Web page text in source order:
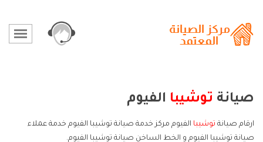
صيانة توشيبا الفيوم
ارقام صيانة توشيبا الفيوم مركز خدمة صيانة توشيبا الفيوم خدمة عملاء
صيانة توشيبا الفيوم و الخط الساخن صيانة توشيبا الفيوم.